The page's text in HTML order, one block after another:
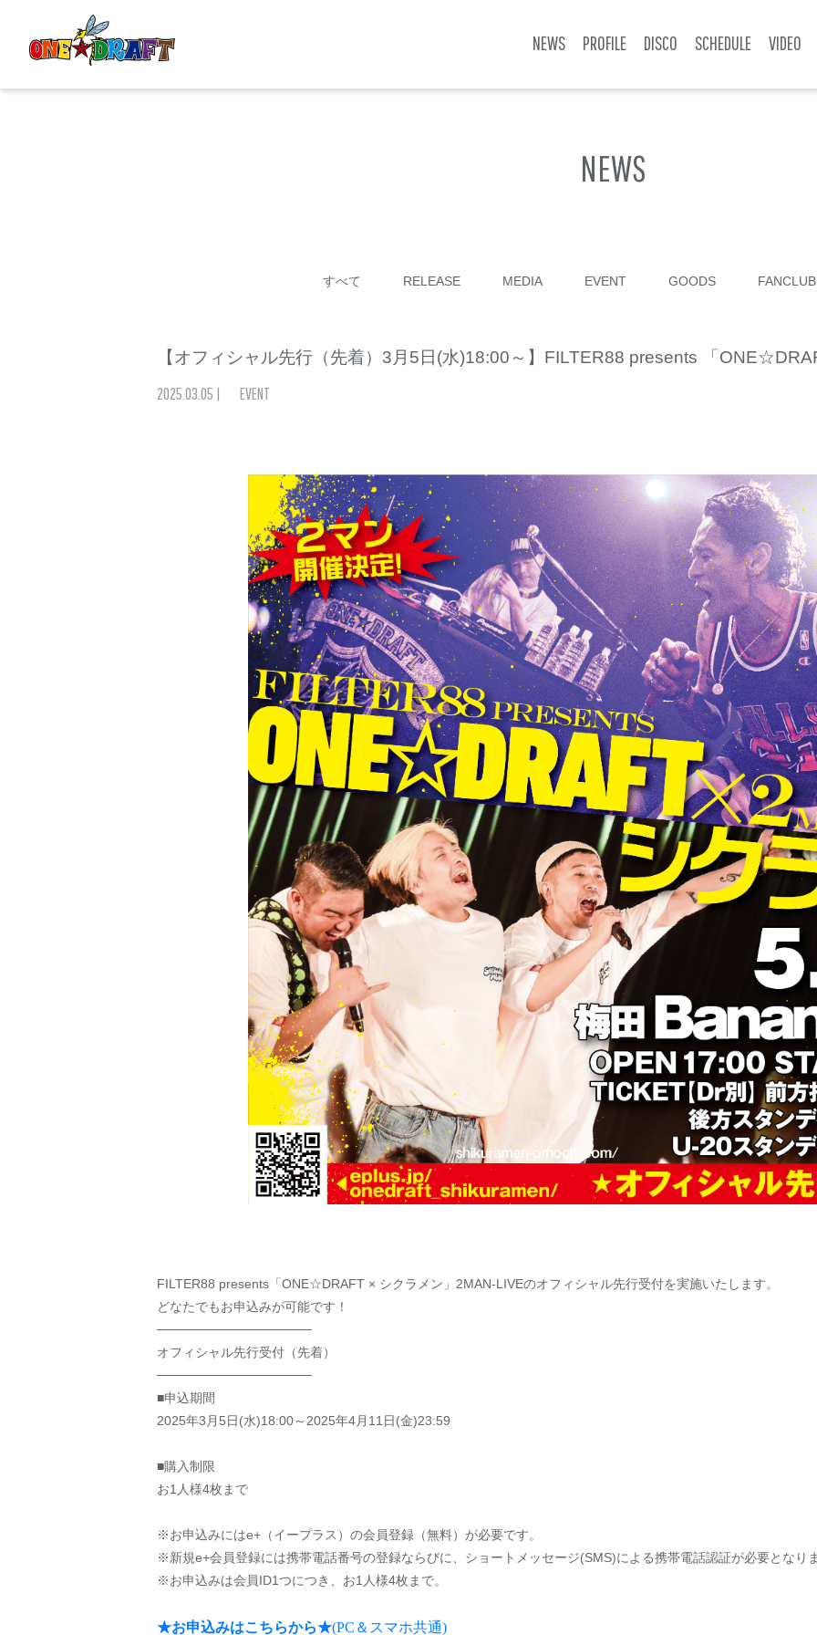
NEWS PROFILE DISCO SCHEDULE VIDEO
NEWS
すべて RELEASE MEDIA EVENT GOODS FANCLUB
【オフィシャル先行（先着）3月5日(水)18:00～】FILTER88 presents 「
20250305 | EVENT
FILTER88 presents「ONE☆DRAFT × シクラメン」2MAN-LIVEのオフィシャル先行受付を実施いたします。
どなたでもお申込みが可能です！
─────────────────
オフィシャル先行受付（先着）
─────────────────
■申込期間
2025年3月5日(水)18:00～2025年4月11日(金)23:59
■購入制限
お1人様4枚まで
※お申込みにはe+（イープラス）の会員登録（無料）が必要です。
※新規e+会員登録には携帯電話番号の登録ならびに、ショートメッセージ(SMS)による携帯電話認証が必要となり
※お申込みは会員ID1つにつき、お1人様4枚まで。
★お申込みはこちらから★(PC＆スマホ共通)